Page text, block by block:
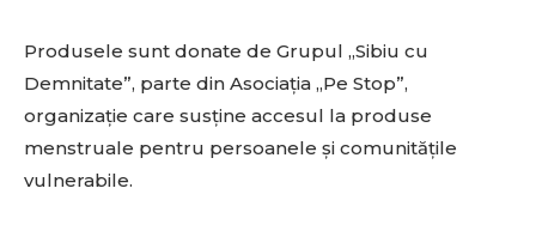
Produsele sunt donate de Grupul „Sibiu cu
Demnitate”, parte din Asociația „Pe Stop”,
organizație care susține accesul la produse
menstruale pentru persoanele și comunitățile
vulnerabile.